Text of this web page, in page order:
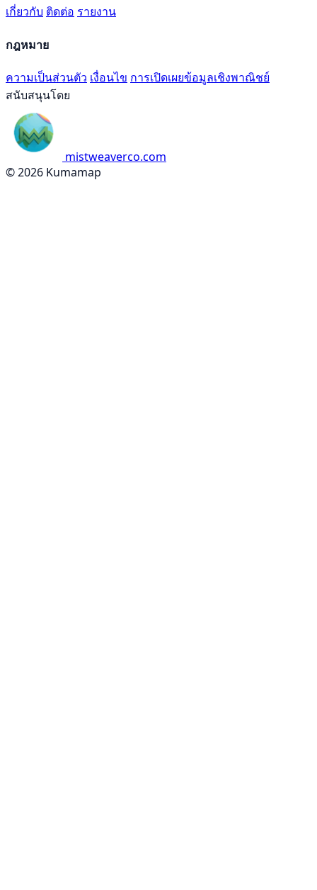
เกี่ยวกับ ติดต่อ รายงาน
กฎหมาย
ความเป็นส่วนตัว เงื่อนไข การเปิดเผยข้อมูลเชิงพาณิชย์
สนับสนุนโดย
mistweaverco.com
© 2026 Kumamap